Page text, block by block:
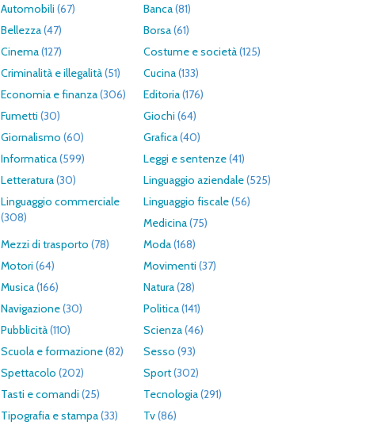
Automobili (67) Banca(81)
Bellezza(47) Borsa(61)
Cinema(127) Costume e società(125)
Criminalità e illegalità(51) Cucina(133)
Economia e finanza(306) Editoria(176)
Fumetti (30) Giochi (64)
Giornalismo (60) Grafica(40)
Informatica(599) Leggi e sentenze(41)
Letteratura(30) Linguaggio aziendale(525)
Linguaggio commerciale
(308)
Linguaggio fiscale(56)
Medicina(75)
Mezzi di trasporto (78) Moda(168)
Motori (64) Movimenti (37)
Musica(166) Natura(28)
Navigazione(30) Politica(141)
Pubblicità(110) Scienza(46)
Scuola e formazione(82) Sesso (93)
Spettacolo (202) Sport(302)
Tasti e comandi (25) Tecnologia(291)
Tipografia e stampa(33) Tv(86)